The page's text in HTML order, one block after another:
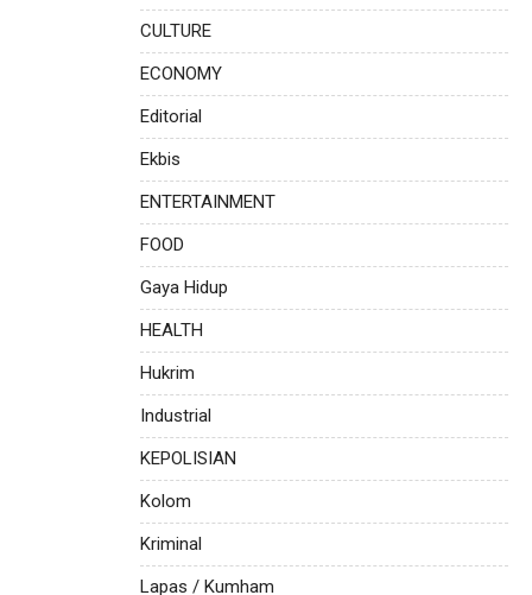
CULTURE
ECONOMY
Editorial
Ekbis
ENTERTAINMENT
FOOD
Gaya Hidup
HEALTH
Hukrim
Industrial
KEPOLISIAN
Kolom
Kriminal
Lapas / Kumham